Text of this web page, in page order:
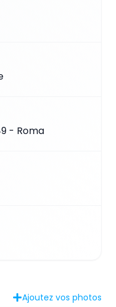
- Roma
Ajoutez vos photos